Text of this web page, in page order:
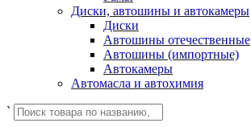
Диски, автошины и автокамеры
Диски
Автошины отечественные
Автошины (импортные)
Автокамеры
Автомасла и автохимия
`